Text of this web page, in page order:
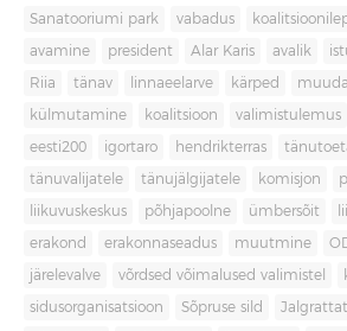
Sanatooriumi park vabadus
avamine president Alar Karis avalik
Riia tänav linnaeelarve kärped
külmutamine koalitsioon valimistulemus
eesti200 igortaro hendrikterras
tänuvalijatele tänujälgijatele komisjon
liikuvuskeskus põhjapoolne ümbersõit
erakond erakonnaseadus muutmine
järelevalve võrdsed võimalused valimistel
sidusorganisatsioon Sõpruse sild